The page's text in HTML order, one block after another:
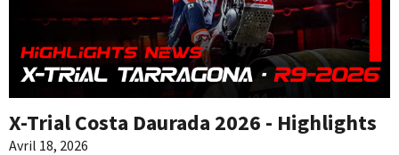
X-Trial Costa Daurada 2026 - Highlights
Avril 18, 2026